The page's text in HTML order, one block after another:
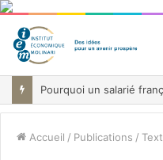
Accueil / Publications /